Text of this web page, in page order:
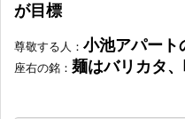
が目標
尊敬する人 ： 小池アパート
座右の銘 ： 麺はバリカタ